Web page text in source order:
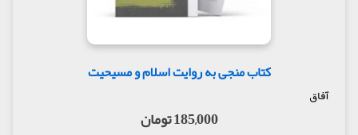
کتاب منجی به روایت اسلام و مسیحیت
آفاق
185,000 تومان